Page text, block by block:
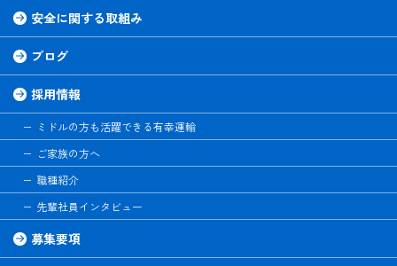
安全に関する取組み
ブログ
採用情報
ミドルの方も活躍できる有幸運輸
ご家族の方へ
職種紹介
先輩社員インタビュー
募集要項